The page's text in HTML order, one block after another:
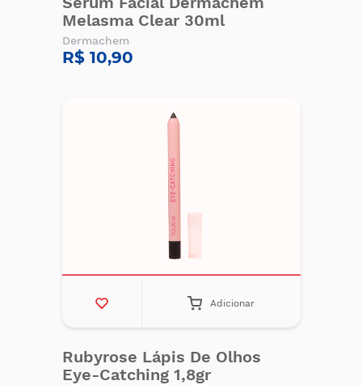
Melasma Clear 30ml
Dermachem
R$ 10,90
Adicionar
Rubyrose Lápis De Olhos
Eye-Catching 1,8gr